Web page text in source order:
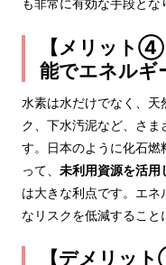
【メリット
能でエネルギ
水素は水だけでなく、天
ク、下水汚泥など、さ
す。日本のように化石燃
って、 未利用資源を活用
は大きな利点です。エ
なリスクを低減すること
【デメリッ